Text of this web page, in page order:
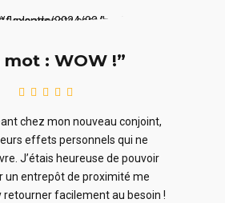
mot : WOW !”
chez mon nouveau conjoint,
effets personnels qui ne
J’étais heureuse de pouvoir
un entrepôt de proximité me
retourner facilement au besoin !